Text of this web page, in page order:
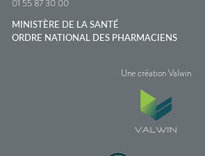
01 55 87 30 00
MINISTÈRE DE LA SANTÉ
ORDRE NATIONAL DES PHARMACIENS
Une création Valwin